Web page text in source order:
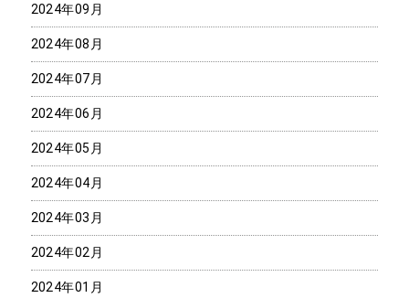
2024年09月
2024年08月
2024年07月
2024年06月
2024年05月
2024年04月
2024年03月
2024年02月
2024年01月